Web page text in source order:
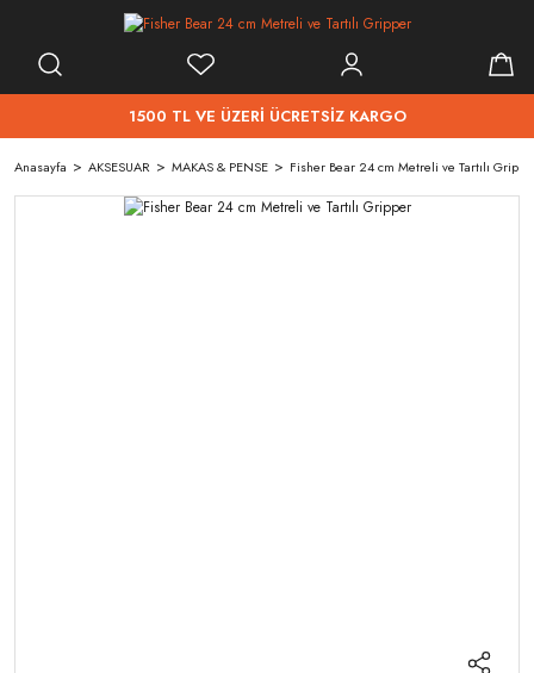
1500 TL VE ÜZERİ ÜCRETSİZ KARGO
Anasayfa AKSESUAR MAKAS & PENSE Fisher Bear 24 cm Metreli ve Tartılı